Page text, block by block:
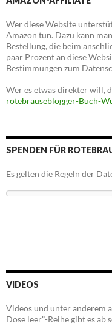
Wer diese Website
Amazon tun. Dazu kann
Bestellung, die beim
paar Prozent an diese
Bestimmungen zum
Wer es etwas direkter will,
rotebrauseblogger-Buch-
SPENDEN FÜR
Es gelten die Regeln der
VIDEOS
Videos und unter anderem
Dose leer"-Reihe gibt es